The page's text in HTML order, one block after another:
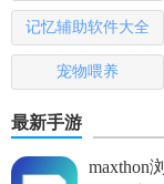
5. 更新提醒：关注
集。
【亚托动漫玩法】
1. 搜索与筛选：通
记忆辅助软件大全
宠物喂养
最新手游
maxthon